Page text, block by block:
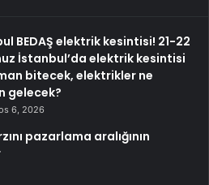
BEDAŞ elektrik kesintisi! 21-22
İstanbul’da elektrik kesintisi
bitecek, elektrikler ne
gelecek?
6, 2026
pazarlama aralığının